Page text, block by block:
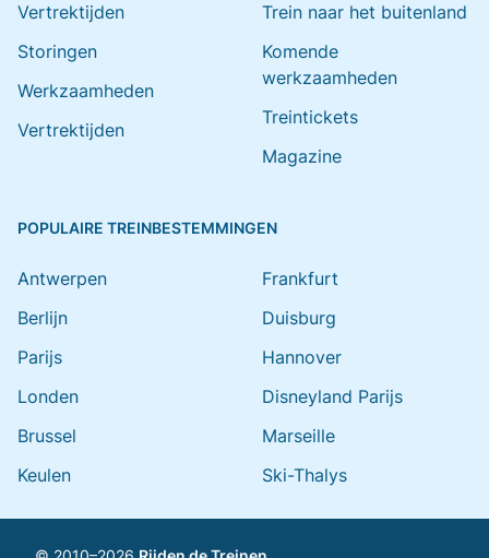
Vertrektijden
Storingen
Werkzaamheden
Vertrektijden
Trein naar het buitenland
Komende
werkzaamheden
Treintickets
Magazine
POPULAIRE TREINBESTEMMINGEN
Antwerpen
Berlijn
Parijs
Londen
Brussel
Keulen
Frankfurt
Duisburg
Hannover
Disneyland Parijs
Marseille
Ski-Thalys